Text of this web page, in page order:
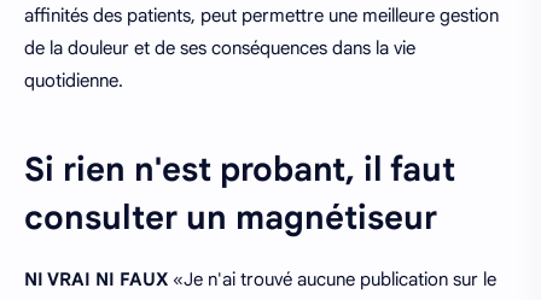
affinités des patients, peut permettre une meilleure gestion
de la douleur et de ses conséquences dans la vie
quotidienne.
Si rien n'est probant, il faut
consulter un magnétiseur
NI VRAI NI FAUX «Je n'ai trouvé aucune publication sur le